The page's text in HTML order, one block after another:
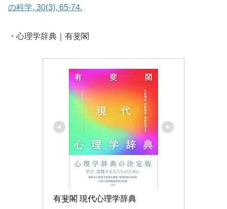
の科学, 30(3), 65-74.
・心理学辞典｜有斐閣
有斐閣 現代心理学辞典